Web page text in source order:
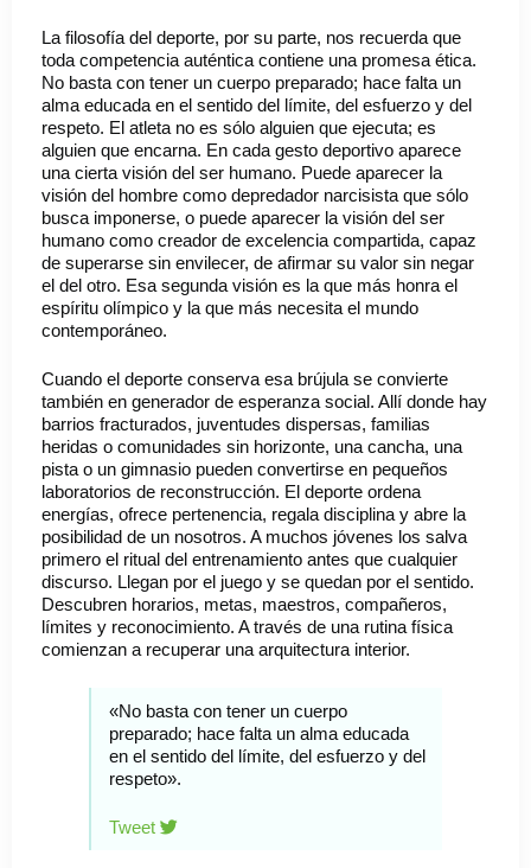
La filosofía del deporte, por su parte, nos recuerda que
toda competencia auténtica contiene una promesa ética.
No basta con tener un cuerpo preparado; hace falta un
alma educada en el sentido del límite, del esfuerzo y del
respeto. El atleta no es sólo alguien que ejecuta; es
alguien que encarna. En cada gesto deportivo aparece
una cierta visión del ser humano. Puede aparecer la
visión del hombre como depredador narcisista que sólo
busca imponerse, o puede aparecer la visión del ser
humano como creador de excelencia compartida, capaz
de superarse sin envilecer, de afirmar su valor sin negar
el del otro. Esa segunda visión es la que más honra el
espíritu olímpico y la que más necesita el mundo
contemporáneo.
Cuando el deporte conserva esa brújula se convierte
también en generador de esperanza social. Allí donde hay
barrios fracturados, juventudes dispersas, familias
heridas o comunidades sin horizonte, una cancha, una
pista o un gimnasio pueden convertirse en pequeños
laboratorios de reconstrucción. El deporte ordena
energías, ofrece pertenencia, regala disciplina y abre la
posibilidad de un nosotros. A muchos jóvenes los salva
primero el ritual del entrenamiento antes que cualquier
discurso. Llegan por el juego y se quedan por el sentido.
Descubren horarios, metas, maestros, compañeros,
límites y reconocimiento. A través de una rutina física
comienzan a recuperar una arquitectura interior.
«No basta con tener un cuerpo
preparado; hace falta un alma educada
en el sentido del límite, del esfuerzo y del
respeto».
Tweet